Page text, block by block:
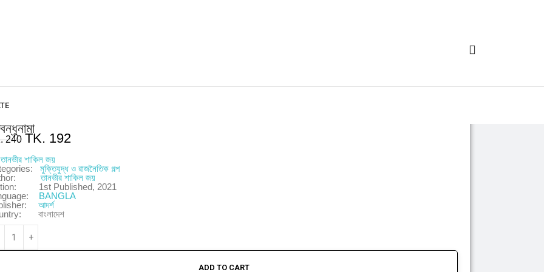
240 TK. 192
তানভীর শাকিল জয়
মুক্তিযুদ্ধ ও রাজনৈতিক গল্প
তানভীর শাকিল জয়
1st Published, 2021
BANGLA
আদর্শ
বাংলাদেশ
ADD TO CART